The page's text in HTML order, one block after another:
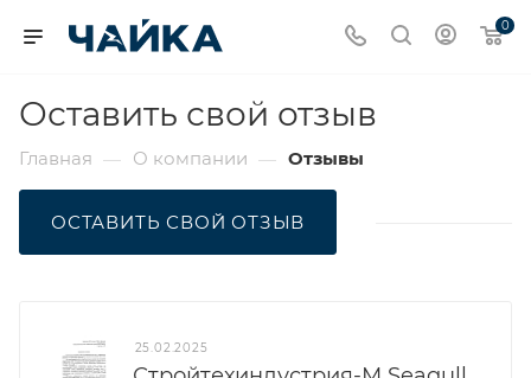
0
Оставить свой отзыв
Главная — О компании — Отзывы
ОСТАВИТЬ СВОЙ ОТЗЫВ
25.02.2025